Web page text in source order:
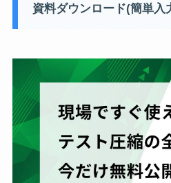
資料ダウンロード(簡単入